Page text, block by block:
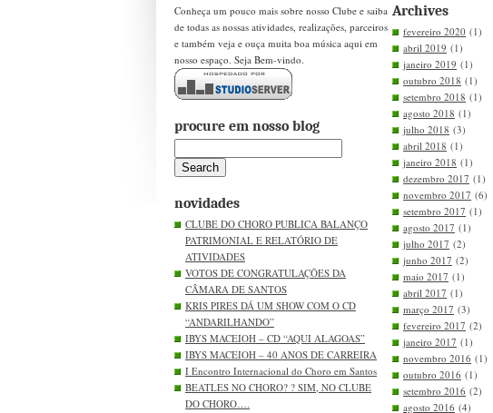
Conheça um pouco mais sobre nosso Clube e saiba
de todas as nossas atividades, realizações, parceiros
e também veja e ouça muita boa música aqui em
nosso espaço. Seja Bem-vindo.
procure em nosso blog
novidades
CLUBE DO CHORO PUBLICA BALANÇO
PATRIMONIAL E RELATÓRIO DE
ATIVIDADES
VOTOS DE CONGRATULAÇÕES DA
CÂMARA DE SANTOS
KRIS PIRES DÁ UM SHOW COM O CD
“ANDARILHANDO”
IBYS MACEIOH – CD “AQUI ALAGOAS”
IBYS MACEIOH – 40 ANOS DE CARREIRA
I Encontro Internacional do Choro em Santos
BEATLES NO CHORO? ? SIM, NO CLUBE
DO CHORO….
Archives
fevereiro 2020 (1)
abril 2019 (1)
janeiro 2019 (1)
outubro 2018 (1)
setembro 2018 (1)
agosto 2018 (1)
julho 2018 (3)
abril 2018 (1)
janeiro 2018 (1)
dezembro 2017 (1)
novembro 2017 (6)
setembro 2017 (1)
agosto 2017 (1)
julho 2017 (2)
junho 2017 (2)
maio 2017 (1)
abril 2017 (1)
março 2017 (3)
fevereiro 2017 (2)
janeiro 2017 (1)
novembro 2016 (1)
outubro 2016 (1)
setembro 2016 (2)
agosto 2016 (4)